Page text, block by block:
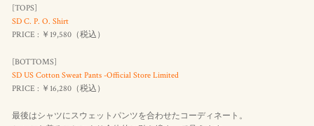
[TOPS]
SD C. P. O. Shirt
PRICE : ￥19,580（税込）
[BOTTOMS]
SD US Cotton Sweat Pants -Official Store Limited
PRICE : ￥16,280（税込 ）
最後はシャツにスウェットパンツを合わせたコーディネート。